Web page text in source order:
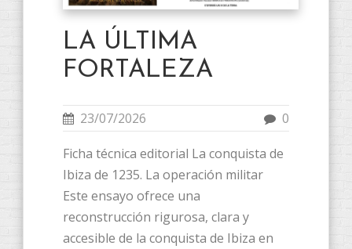
LA ÚLTIMA
FORTALEZA
23/07/2026 0
Ficha técnica editorial La conquista de
Ibiza de 1235. La operación militar
Este ensayo ofrece una
reconstrucción rigurosa, clara y
accesible de la conquista de Ibiza en